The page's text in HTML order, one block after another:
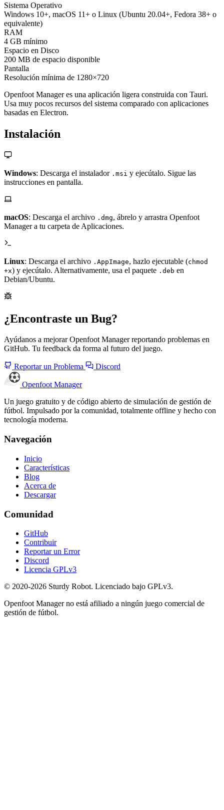
Sistema Operativo
Windows 10+, macOS 11+ o Linux (Ubuntu 20.04+, Fedora 38+ o
equivalente)
RAM
4 GB mínimo
Espacio en Disco
200 MB de espacio disponible
Pantalla
Resolución mínima de 1280×720
Openfoot Manager es una aplicación ligera construida con Tauri.
Usa muy pocos recursos del sistema comparado con aplicaciones
basadas en Electron.
Instalación
Windows: Descarga el instalador .msi y ejecútalo. Sigue las
instrucciones en pantalla.
macOS: Descarga el archivo .dmg, ábrelo y arrastra Openfoot
Manager a tu carpeta de Aplicaciones.
Linux: Descarga el archivo .AppImage, hazlo ejecutable (chmod
+x) y ejecútalo. Alternativamente, usa el paquete .deb en
Debian/Ubuntu.
¿Encontraste un Bug?
Ayúdanos a mejorar Openfoot Manager reportando problemas en
GitHub. Tu feedback da forma al futuro del juego.
Reportar un Problema Discord
OpenfootManager
Un juego gratuito y de código abierto de simulación de gestión de
fútbol. Impulsado por la comunidad, totalmente offline y hecho con
tecnología moderna.
Navegación
Inicio
Características
Blog
Acerca de
Descargar
Comunidad
GitHub
Contribuir
Reportar un Error
Discord
Licencia GPLv3
© 2020-2026 Sturdy Robot. Licenciado bajo GPLv3.
Openfoot Manager no está afiliado a ningún juego comercial de
gestión de fútbol.